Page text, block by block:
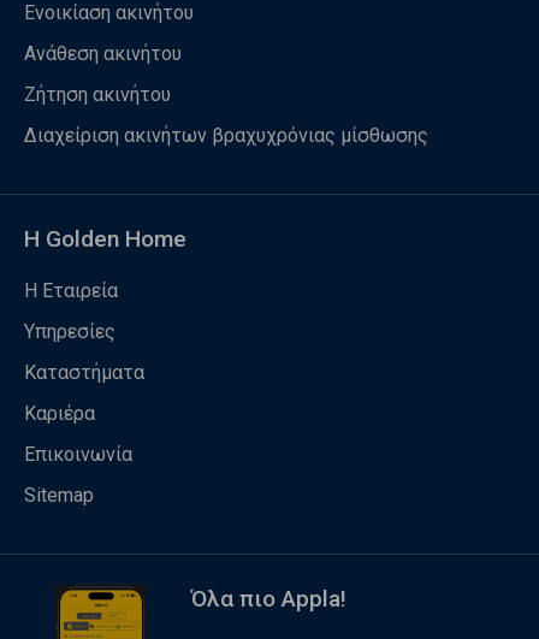
Ενοικίαση ακινήτου
Ανάθεση ακινήτου
Ζήτηση ακινήτου
Διαχείριση ακινήτων βραχυχρόνιας μίσθωσης
Η Golden Home
Η Εταιρεία
Υπηρεσίες
Καταστήματα
Καριέρα
Επικοινωνία
Sitemap
Όλα πιο Appla!